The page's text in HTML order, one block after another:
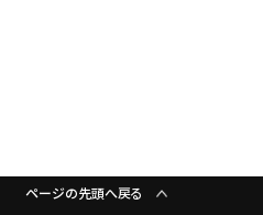
ページの先頭へ戻る